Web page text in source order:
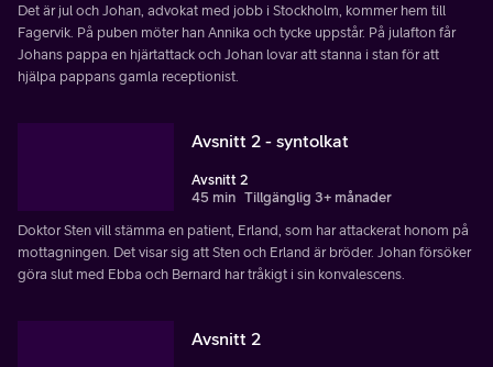
Det är jul och Johan, advokat med jobb i Stockholm, kommer hem till
Fagervik. På puben möter han Annika och tycke uppstår. På julafton får
Johans pappa en hjärtattack och Johan lovar att stanna i stan för att
hjälpa pappans gamla receptionist.
Avsnitt 2 - syntolkat
Avsnitt 2
45 min Tillgänglig 3+ månader
Doktor Sten vill stämma en patient, Erland, som har attackerat honom på
mottagningen. Det visar sig att Sten och Erland är bröder. Johan försöker
göra slut med Ebba och Bernard har tråkigt i sin konvalescens.
Avsnitt 2